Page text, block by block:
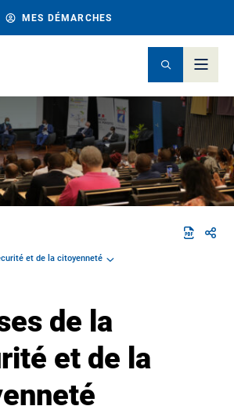
MES DÉMARCHES
et de la citoyenneté
de la
et de la